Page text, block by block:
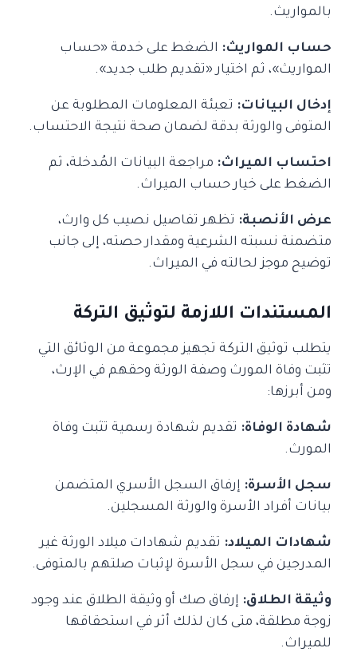
بالمواريث.
حساب المواريث: الضغط على خدمة «حساب
المواريث»، ثم اختيار «تقديم طلب جديد».
إدخال البيانات: تعبئة المعلومات المطلوبة عن
المتوفى والورثة بدقة لضمان صحة نتيجة الاحتساب.
احتساب الميراث: مراجعة البيانات المُدخلة، ثم
الضغط على خيار حساب الميراث.
عرض الأنصبة: تظهر تفاصيل نصيب كل وارث،
متضمنة نسبته الشرعية ومقدار حصته، إلى جانب
توضيح موجز لحالته في الميراث.
المستندات اللازمة لتوثيق التركة
يتطلب توثيق التركة تجهيز مجموعة من الوثائق التي
تثبت وفاة المورث وصفة الورثة وحقهم في الإرث،
ومن أبرزها:
شهادة الوفاة: تقديم شهادة رسمية تثبت وفاة
المورث.
سجل الأسرة: إرفاق السجل الأسري المتضمن
بيانات أفراد الأسرة والورثة المسجلين.
شهادات الميلاد: تقديم شهادات ميلاد الورثة غير
المدرجين في سجل الأسرة لإثبات صلتهم بالمتوفى.
وثيقة الطلاق: إرفاق صك أو وثيقة الطلاق عند وجود
زوجة مطلقة، متى كان لذلك أثر في استحقاقها
للميراث.